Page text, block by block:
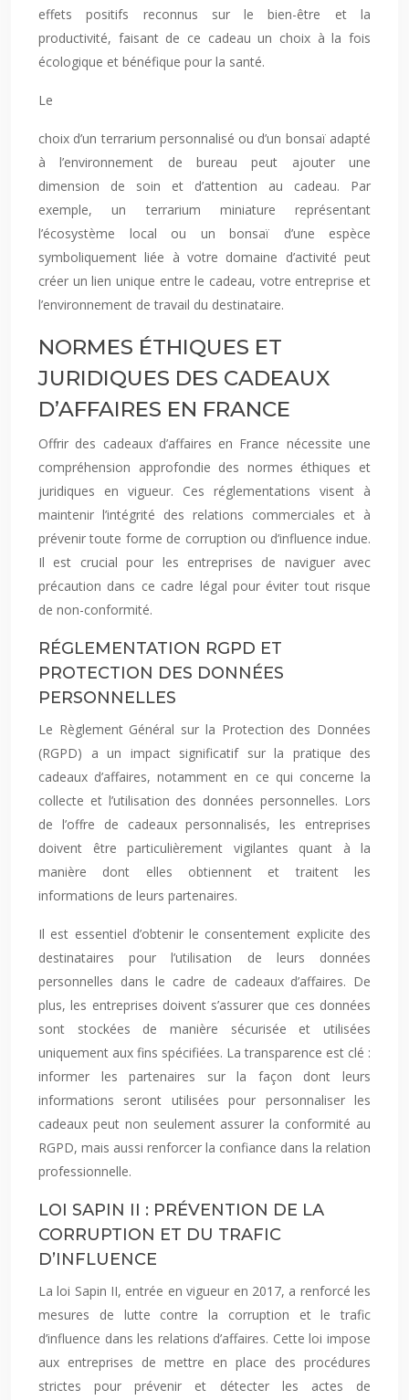
effets positifs reconnus sur le bien-être et la
productivité, faisant de ce cadeau un choix à la fois
écologique et bénéfique pour la santé.
Le
choix d’un terrarium personnalisé ou d’un bonsaï adapté
à l’environnement de bureau peut ajouter une
dimension de soin et d’attention au cadeau. Par
exemple, un terrarium miniature représentant
l’écosystème local ou un bonsaï d’une espèce
symboliquement liée à votre domaine d’activité peut
créer un lien unique entre le cadeau, votre entreprise et
l’environnement de travail du destinataire.
NORMES ÉTHIQUES ET
JURIDIQUES DES CADEAUX
D’AFFAIRES EN FRANCE
Offrir des cadeaux d’affaires en France nécessite une
compréhension approfondie des normes éthiques et
juridiques en vigueur. Ces réglementations visent à
maintenir l’intégrité des relations commerciales et à
prévenir toute forme de corruption ou d’influence indue.
Il est crucial pour les entreprises de naviguer avec
précaution dans ce cadre légal pour éviter tout risque
de non-conformité.
RÉGLEMENTATION RGPD ET
PROTECTION DES DONNÉES
PERSONNELLES
Le Règlement Général sur la Protection des Données
(RGPD) a un impact significatif sur la pratique des
cadeaux d’affaires, notamment en ce qui concerne la
collecte et l’utilisation des données personnelles. Lors
de l’offre de cadeaux personnalisés, les entreprises
doivent être particulièrement vigilantes quant à la
manière dont elles obtiennent et traitent les
informations de leurs partenaires.
Il est essentiel d’obtenir le consentement explicite des
destinataires pour l’utilisation de leurs données
personnelles dans le cadre de cadeaux d’affaires. De
plus, les entreprises doivent s’assurer que ces données
sont stockées de manière sécurisée et utilisées
uniquement aux fins spécifiées. La transparence est clé :
informer les partenaires sur la façon dont leurs
informations seront utilisées pour personnaliser les
cadeaux peut non seulement assurer la conformité au
RGPD, mais aussi renforcer la confiance dans la relation
professionnelle.
LOI SAPIN II : PRÉVENTION DE LA
CORRUPTION ET DU TRAFIC
D’INFLUENCE
La loi Sapin II, entrée en vigueur en 2017, a renforcé les
mesures de lutte contre la corruption et le trafic
d’influence dans les relations d’affaires. Cette loi impose
aux entreprises de mettre en place des procédures
strictes pour prévenir et détecter les actes de